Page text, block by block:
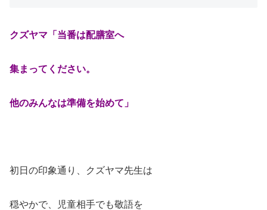
クズヤマ「当番は配膳室へ
集まってください。
他のみんなは準備を始めて」
初日の印象通り、クズヤマ先生は
穏やかで、児童相手でも敬語を